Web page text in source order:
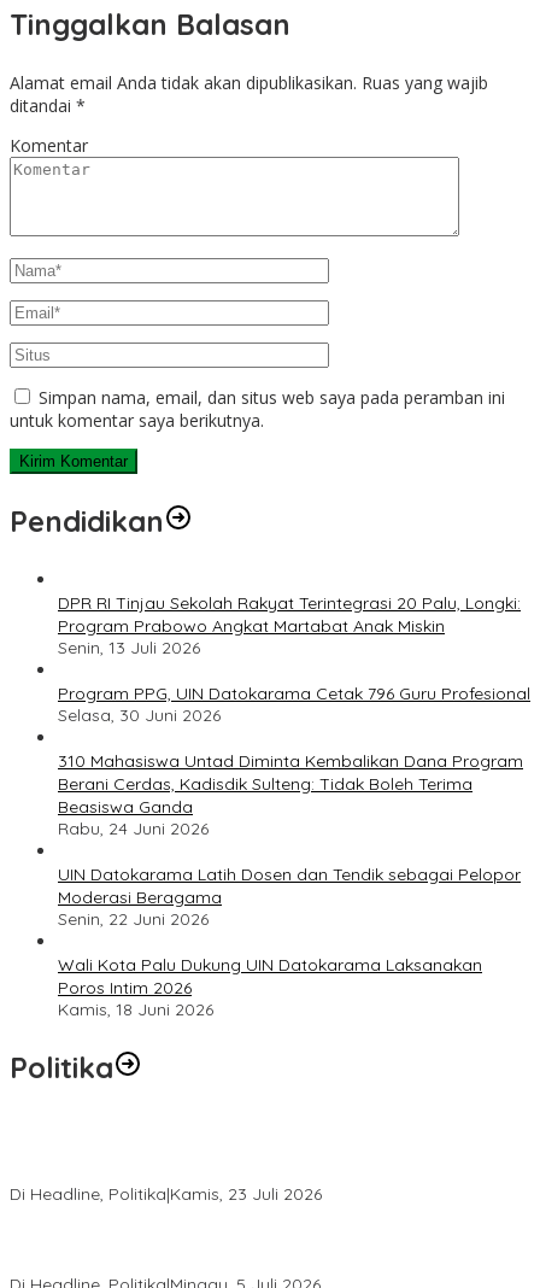
Tinggalkan Balasan
Alamat email Anda tidak akan dipublikasikan. Ruas yang wajib
ditandai *
Komentar
Simpan nama, email, dan situs web saya pada peramban ini
untuk komentar saya berikutnya.
Pendidikan
DPR RI Tinjau Sekolah Rakyat Terintegrasi 20 Palu, Longki:
Program Prabowo Angkat Martabat Anak Miskin
Senin, 13 Juli 2026
Program PPG, UIN Datokarama Cetak 796 Guru Profesional
Selasa, 30 Juni 2026
310 Mahasiswa Untad Diminta Kembalikan Dana Program
Berani Cerdas, Kadisdik Sulteng: Tidak Boleh Terima
Beasiswa Ganda
Rabu, 24 Juni 2026
UIN Datokarama Latih Dosen dan Tendik sebagai Pelopor
Moderasi Beragama
Senin, 22 Juni 2026
Wali Kota Palu Dukung UIN Datokarama Laksanakan
Poros Intim 2026
Kamis, 18 Juni 2026
Politika
Di Headline, Politika|Kamis, 23 Juli 2026